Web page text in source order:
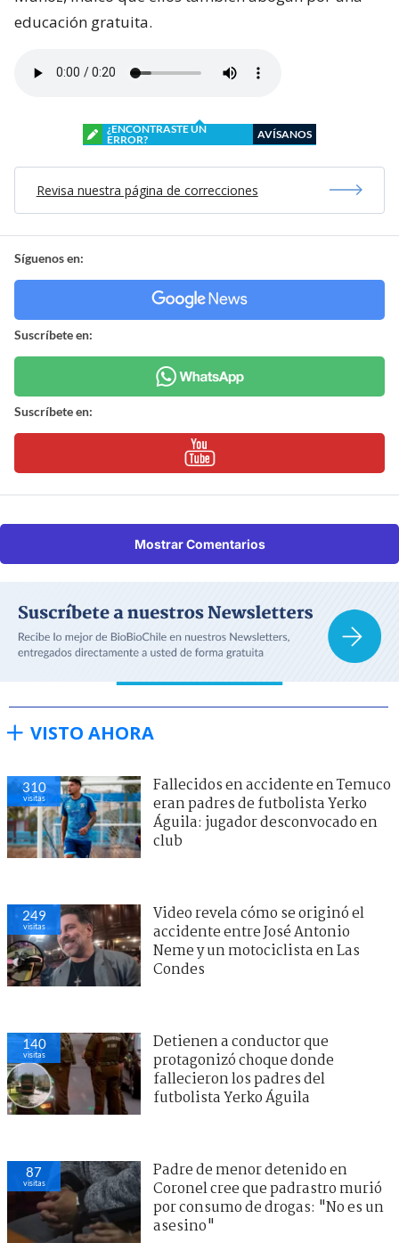
educación gratuita.
¿ENCONTRASTE UN
ERROR?
AVÍSANOS
Revisa nuestra página de correcciones
Síguenos en:
Suscríbete en:
Suscríbete en:
Mostrar Comentarios
VISTO AHORA
310
visitas
Fallecidos en accidente en Temuco
eran padres de futbolista Yerko
Águila: jugador desconvocado en
club
249
visitas
Video revela cómo se originó el
accidente entre José Antonio
Neme y un motociclista en Las
Condes
140
visitas
Detienen a conductor que
protagonizó choque donde
fallecieron los padres del
futbolista Yerko Águila
87
visitas
Padre de menor detenido en
Coronel cree que padrastro murió
por consumo de drogas: "No es un
asesino"